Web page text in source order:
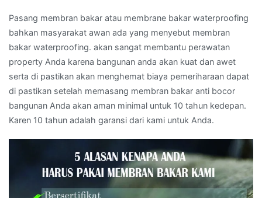
Pasang membran bakar atau membrane bakar waterproofing
bahkan masyarakat awan ada yang menyebut membran
bakar waterproofing. akan sangat membantu perawatan
property Anda karena bangunan anda akan kuat dan awet
serta di pastikan akan menghemat biaya pemeriharaan dapat
di pastikan setelah memasang membran bakar anti bocor
bangunan Anda akan aman minimal untuk 10 tahun kedepan.
Karen 10 tahun adalah garansi dari kami untuk Anda.